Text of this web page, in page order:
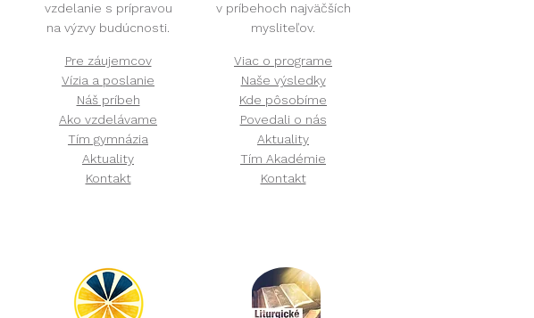
vzdelanie s prípravou
na výzvy budúcnosti.
Pre záujemcov
Vízia a poslanie
Náš príbeh
Ako vzdelávame
Tím gymnázia
Aktuality
Kontakt
v príbehoch najväčších
mysliteľov.
Viac o programe
Naše výsledky
Kde pôsobíme
Povedali o nás
Aktuality
Tím Akadémie
Kontakt